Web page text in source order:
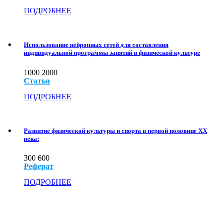
ПОДРОБНЕЕ
Использование нейронных сетей для составления
индивидуальной программы занятий в физической культуре
1000 2000
Статья
ПОДРОБНЕЕ
Развитие физической культуры и спорта в первой половине ХХ
века:
300 600
Реферат
ПОДРОБНЕЕ